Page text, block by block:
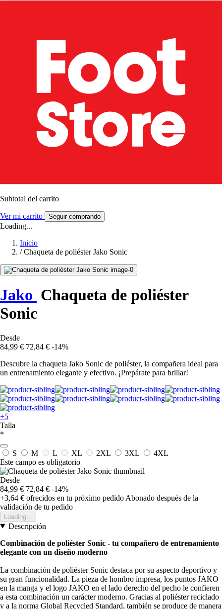
Subtotal del carrito
Ver mi carrito Seguir comprando
Loading...
Inicio
/ Chaqueta de poliéster Jako Sonic
Jako Chaqueta de poliéster
Sonic
Desde
84,99 € 72,84 € -14%
Descubre la chaqueta Jako Sonic de poliéster, la compañera ideal para
un entrenamiento elegante y efectivo. ¡Prepárate para brillar!
+5
Talla
*
S M L XL 2XL 3XL
4XL
Este campo es obligatorio
Desde
84,99 € 72,84 € -14%
+3,64 € ofrecidos en tu próximo pedido Abonado después de la
validación de tu pedido
Loading...
Descripción
Combinación de poliéster Sonic - tu compañero de entrenamiento
elegante con un diseño moderno
La combinación de poliéster Sonic destaca por su aspecto deportivo y
su gran funcionalidad. La pieza de hombro impresa, los puntos JAKO
en la manga y el logo JAKO en el lado derecho del pecho le confieren
a esta combinación un carácter moderno. Gracias al poliéster reciclado
y a la norma Global Recycled Standard, también se produce de manera